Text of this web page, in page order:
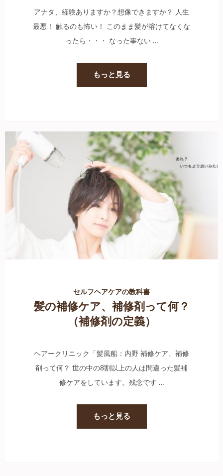
アナタ、経験ありますか？想像できますか？ 人生
最悪！ 触るのも怖い！ このまま髪が溶けてなくな
ったら・・・ なった事ない …
もっと見る
セルフヘアケアの教科書
髪の補修ケア、補修剤って何？
（補修剤の定義）
ヘアークリニック「髪風船：内野 補修ケア、補修
剤って何？ 世の中の8割以上の人は間違った髪補
修ケアをしています。残念です …
もっと見る